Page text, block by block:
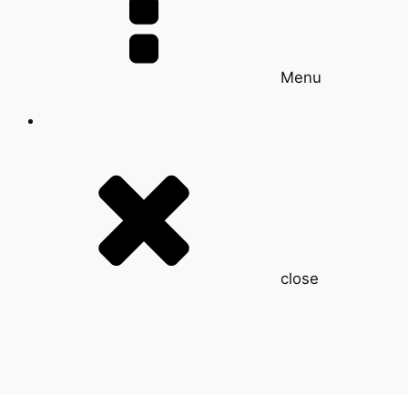
Menu
close